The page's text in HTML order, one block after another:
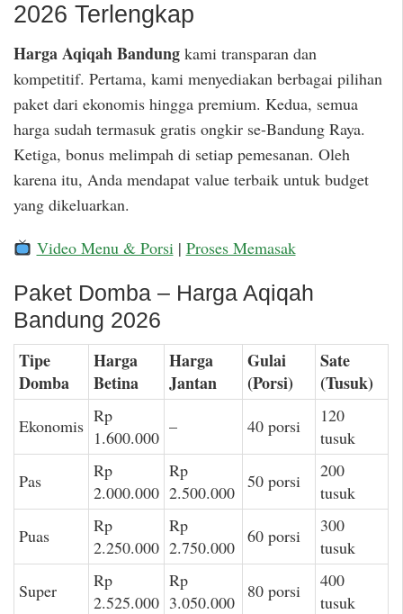
2026 Terlengkap
Harga Aqiqah Bandung kami transparan dan
kompetitif. Pertama, kami menyediakan berbagai pilihan
paket dari ekonomis hingga premium. Kedua, semua
harga sudah termasuk gratis ongkir se-Bandung Raya.
Ketiga, bonus melimpah di setiap pemesanan. Oleh
karena itu, Anda mendapat value terbaik untuk budget
yang dikeluarkan.
Video Menu & Porsi| Proses Memasak
Paket Domba – Harga Aqiqah
Bandung 2026
Tipe
Domba
Harga
Betina
Harga
Jantan
Gulai
(Porsi)
Sate
(Tusuk)
Ekonomis Rp
1.600.000
– 40 porsi
120
tusuk
Pas
Rp
2.000.000
Rp
2.500.000
50 porsi
200
tusuk
Puas
Rp
2.250.000
Rp
2.750.000
60 porsi
300
tusuk
Super
Rp
2.525.000
Rp
3.050.000
80 porsi
400
tusuk